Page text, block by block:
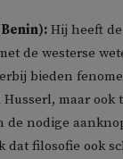
Hij heeft
de westerse
bieden
maar ook
de nodige
dat filosofie ook